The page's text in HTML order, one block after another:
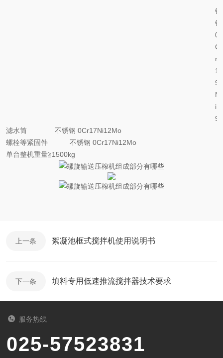
锈
钢
0
C
r
1
9
N
i
9
滤水筒
不锈钢 0Cr17Ni12Mo
螺栓等紧固件
不锈钢 0Cr17Ni12Mo
单台整机重量≧1500kg
上一条 絮凝池框式搅拌机使用说明书
下一条 填料专用低速推流搅拌器技术要求
服务热线
025-57523831